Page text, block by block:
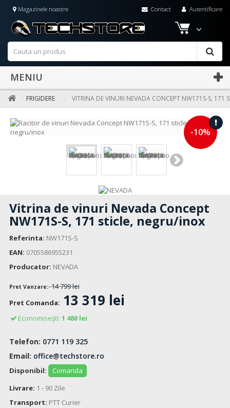
Autentificare
Contact
Magazinele noastre
MENIU
FRIGIDERE VITRINA DE VINURI NEVADA CONCEPT NW171S-S, 171
-10%
Vitrina de vinuri Nevada Concept
NW171S-S, 171 sticle, negru/inox
Referinta: NW171S-S
EAN: 0705586955231
Producator: NEVADA
Pret Vanzare: 14 799 lei
Pret Comanda: 13 319 lei
Economisești: 1 480 lei
Telefon: 0771 119 325
Email: office@techstore.ro
Disponibil:
Comanda
Livrare: 1 - 90 Zile
Transport: PTT Curier